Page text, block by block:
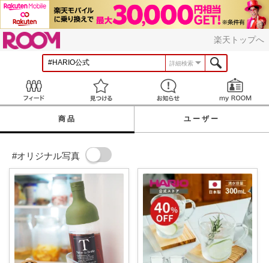
楽天トップへ
詳細検索
見つける お知らせ
商品 ユーザー
#オリジナル写真